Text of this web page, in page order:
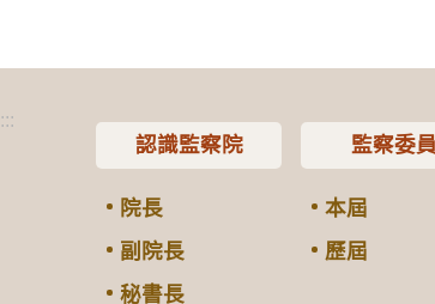
:::
認識監察院
院長
副院長
秘書長
監察委員
本屆
歷屆